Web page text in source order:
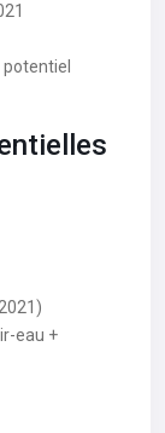
eau +